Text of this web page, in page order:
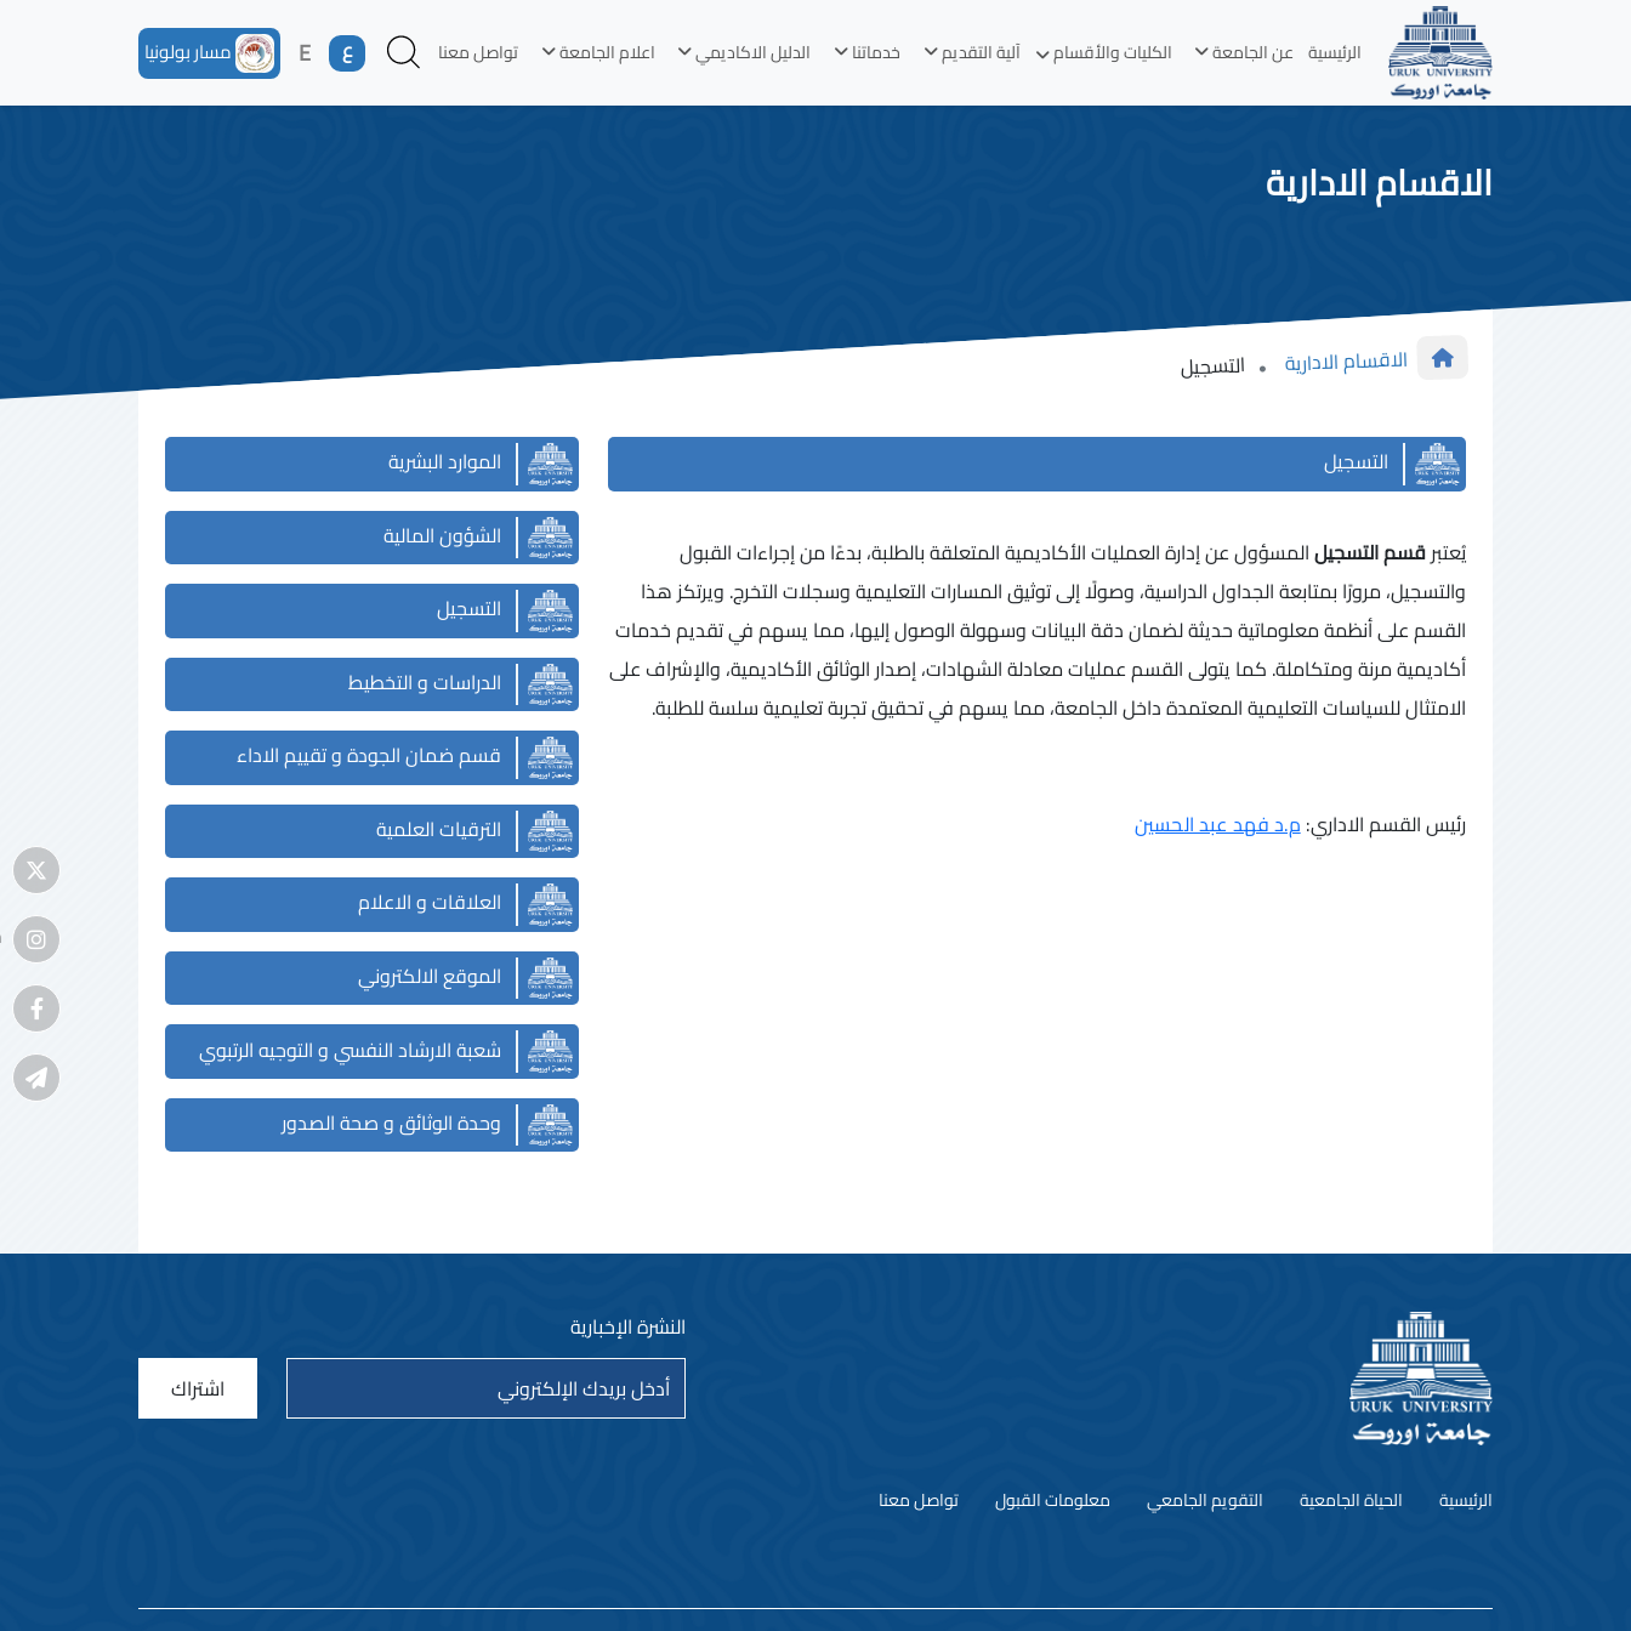
الرئيسية عن الجامعة الكليات والأقسام آلية التقديم خدماتنا الدليل الاكاديمي اعلام الجامعة تواصل معنا ع E مسار بولونيا
الاقسام الادارية
الاقسام الادارية التسجيل
التسجيل
يُعتبرقسم التسجيلالمسؤول عن إدارة العمليات الأكاديمية المتعلقة بالطلبة، بدءًا من إجراءات القبول
والتسجيل، مرورًا بمتابعة الجداول الدراسية، وصولًا إلى توثيق المسارات التعليمية وسجلات التخرج. ويرتكز هذا
القسم على أنظمة معلوماتية حديثة لضمان دقة البيانات وسهولة الوصول إليها، مما يسهم في تقديم خدمات
أكاديمية مرنة ومتكاملة. كما يتولى القسم عمليات معادلة الشهادات، إصدار الوثائق الأكاديمية، والإشراف على
الامتثال للسياسات التعليمية المعتمدة داخل الجامعة، مما يسهم في تحقيق تجربة تعليمية سلسة للطلبة.
رئيس القسم الاداري:م.د فهد عبد الحسين
الموارد البشرية
الشؤون المالية
التسجيل
الدراسات و التخطيط
قسم ضمان الجودة و تقييم الاداء
الترقيات العلمية
العلاقات و الاعلام
الموقع الالكتروني
شعبة الارشاد النفسي و التوجيه الرتبوي
وحدة الوثائق و صحة الصدور
الرئيسية الحياة الجامعية التقويم الجامعي معلومات القبول تواصل معنا
النشرة الإخبارية
اشتراك